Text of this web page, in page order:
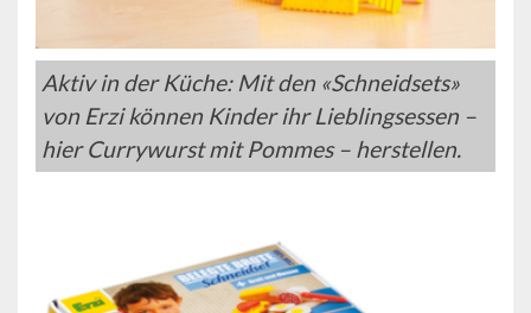
Aktiv in der Küche: Mit den «Schneidsets»
von Erzi können Kinder ihr Lieblingsessen –
hier Currywurst mit Pommes – herstellen.